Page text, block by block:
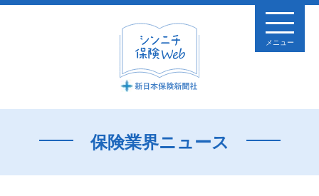
メニュー
保険業界ニュース